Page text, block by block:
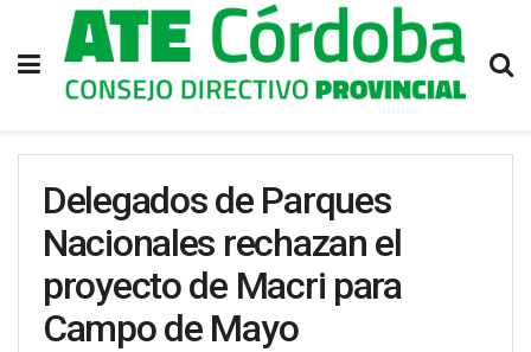
Delegados de Parques
Nacionales rechazan el
proyecto de Macri para
Campo de Mayo